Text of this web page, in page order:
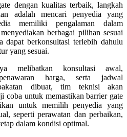
dengan kualitas terbaik, langkah
adalah mencari penyedia yang
memiliki pengalaman dalam
berbagai pilihan sesuai
dapat berkonsultasi terlebih dahulu
yang sesuai.
melibatkan konsultasi awal,
harga, serta jadwal
dibuat, tim teknisi akan
coba untuk memastikan barrier gate
untuk memilih penyedia yang
seperti perawatan dan perbaikan,
dalam kondisi optimal.